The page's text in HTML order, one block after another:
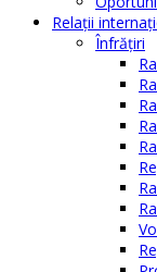
Relaţii
Înfrăţiri